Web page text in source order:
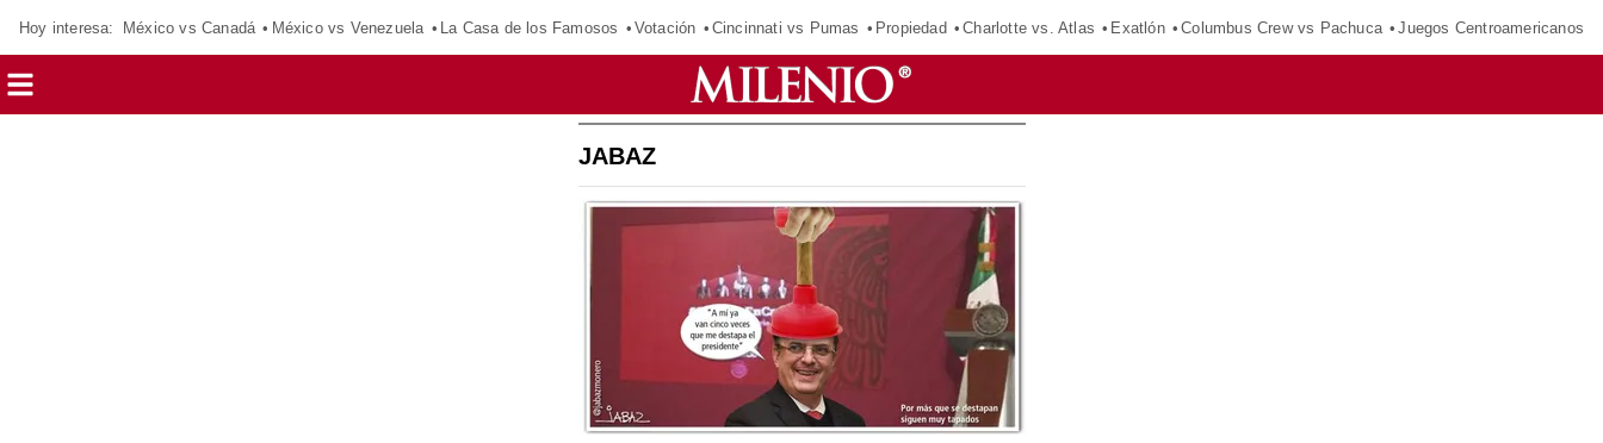
Hoy interesa: México vs Canadá México vs Venezuela La Casa de los Famosos Votación Cincinnati vs Pumas Propiedad Charlotte vs. Atlas Exatlón Columbus Crew vs Pachuca Juegos Centroamericanos
JABAZ